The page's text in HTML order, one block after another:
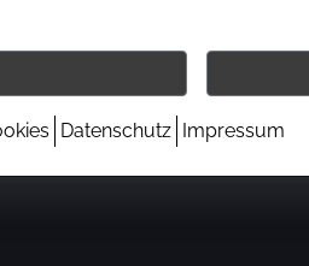
Datenschutz Impressum